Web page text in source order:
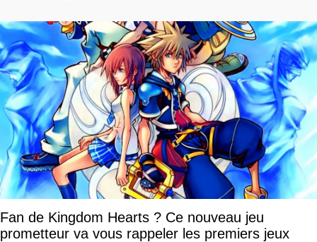
Fan de Kingdom Hearts ? Ce nouveau jeu
prometteur va vous rappeler les premiers jeux